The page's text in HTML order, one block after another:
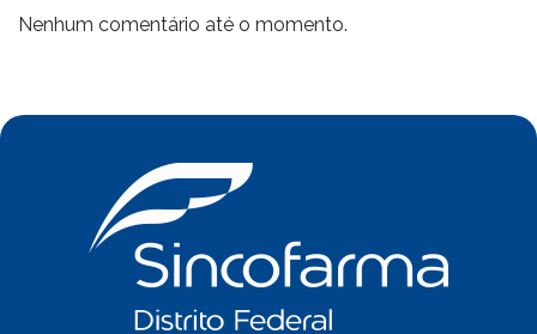
Nenhum comentário até o momento.